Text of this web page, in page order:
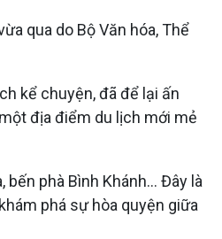
qua do Bộ Văn hóa, Thể
kể chuyện, đã để lại ấn
địa điểm du lịch mới mẻ
phà Bình Khánh... Đây là
phá sự hòa quyện giữa